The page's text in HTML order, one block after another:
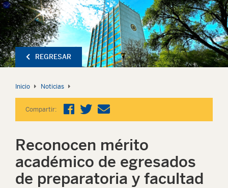
REGRESAR
Inicio Noticias
Compartir:
Reconocen mérito
académico de egresados
de preparatoria y facultad